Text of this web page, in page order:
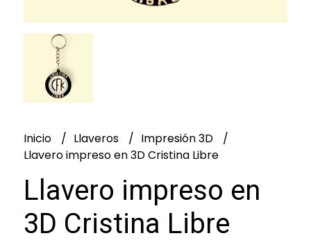
Inicio Llaveros
Impresión 3D
Llavero impreso en 3D Cristina Libre
Llavero impreso en
3D Cristina Libre